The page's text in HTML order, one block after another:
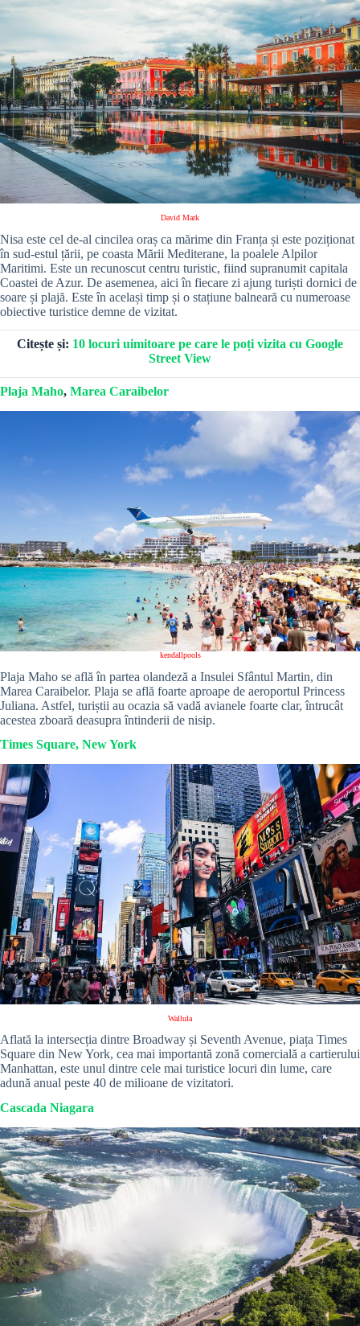
David Mark
Nisa este cel de-al cincilea oraș ca mărime din Franța și este poziționat
în sud-estul țării, pe coasta Mării Mediterane, la poalele Alpilor
Maritimi. Este un recunoscut centru turistic, fiind supranumit capitala
Coastei de Azur. De asemenea, aici în fiecare zi ajung turiști dornici de
soare și plajă. Este în același timp și o stațiune balneară cu numeroase
obiective turistice demne de vizitat.
Citește și: 10 locuri uimitoare pe care le poți vizita cu Google
Street View
Plaja Maho, Marea Caraibelor
kendallpools
Plaja Maho se află în partea olandeză a Insulei Sfântul Martin, din
Marea Caraibelor. Plaja se află foarte aproape de aeroportul Princess
Juliana. Astfel, turiștii au ocazia să vadă avianele foarte clar, întrucât
acestea zboară deasupra întinderii de nisip.
Times Square, New York
Wallula
Aflată la intersecția dintre Broadway și Seventh Avenue, piața Times
Square din New York, cea mai importantă zonă comercială a cartierului
Manhattan, este unul dintre cele mai turistice locuri din lume, care
adună anual peste 40 de milioane de vizitatori.
Cascada Niagara